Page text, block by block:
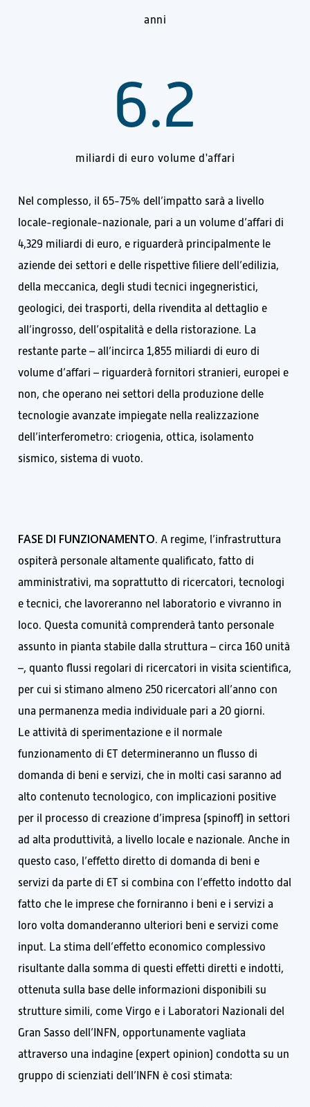
anni
6.2
miliardi di euro volume d'affari
Nel complesso, il 65-75% dell’impatto sarà a livello
locale-regionale-nazionale, pari a un volume d’affari di
4,329 miliardi di euro, e riguarderà principalmente le
aziende dei settori e delle rispettive filiere dell’edilizia,
della meccanica, degli studi tecnici ingegneristici,
geologici, dei trasporti, della rivendita al dettaglio e
all’ingrosso, dell’ospitalità e della ristorazione. La
restante parte – all’incirca 1,855 miliardi di euro di
volume d’affari – riguarderà fornitori stranieri, europei e
non, che operano nei settori della produzione delle
tecnologie avanzate impiegate nella realizzazione
dell’interferometro: criogenia, ottica, isolamento
sismico, sistema di vuoto.
FASE DI FUNZIONAMENTO. A regime, l’infrastruttura
ospiterà personale altamente qualificato, fatto di
amministrativi, ma soprattutto di ricercatori, tecnologi
e tecnici, che lavoreranno nel laboratorio e vivranno in
loco. Questa comunità comprenderà tanto personale
assunto in pianta stabile dalla struttura – circa 160 unità
–, quanto flussi regolari di ricercatori in visita scientifica,
per cui si stimano almeno 250 ricercatori all’anno con
una permanenza media individuale pari a 20 giorni.
Le attività di sperimentazione e il normale
funzionamento di ET determineranno un flusso di
domanda di beni e servizi, che in molti casi saranno ad
alto contenuto tecnologico, con implicazioni positive
per il processo di creazione d’impresa (spinoff) in settori
ad alta produttività, a livello locale e nazionale. Anche in
questo caso, l’effetto diretto di domanda di beni e
servizi da parte di ET si combina con l’effetto indotto dal
fatto che le imprese che forniranno i beni e i servizi a
loro volta domanderanno ulteriori beni e servizi come
input. La stima dell’effetto economico complessivo
risultante dalla somma di questi effetti diretti e indotti,
ottenuta sulla base delle informazioni disponibili su
strutture simili, come Virgo e i Laboratori Nazionali del
Gran Sasso dell’INFN, opportunamente vagliata
attraverso una indagine (expert opinion) condotta su un
gruppo di scienziati dell’INFN è così stimata: